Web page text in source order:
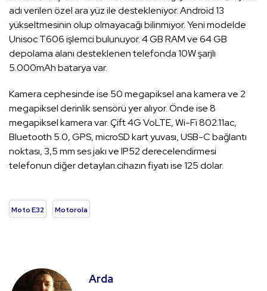
adı verilen özel ara yüz ile destekleniyor. Android 13
yükseltmesinin olup olmayacağı bilinmiyor. Yeni modelde
Unisoc T606 işlemci bulunuyor. 4 GB RAM ve 64 GB
depolama alanı desteklenen telefonda 10W şarjlı
5.000mAh batarya var.
Kamera cephesinde ise 50 megapiksel ana kamera ve 2
megapiksel derinlik sensörü yer alıyor. Önde ise 8
megapiksel kamera var. Çift 4G VoLTE, Wi-Fi 802.11ac,
Bluetooth 5.0, GPS, microSD kart yuvası, USB-C bağlantı
noktası, 3,5 mm ses jakı ve IP52 derecelendirmesi
telefonun diğer detayları.cihazın fiyatı ise 125 dolar.
Moto E32 Motorola
Arda